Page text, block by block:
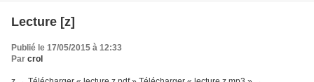
Lecture [z]
Publié le 17/05/2015 à 12:33
Par crol